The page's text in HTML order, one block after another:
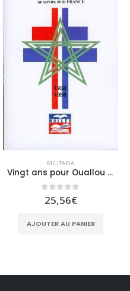
MILITARIA
Vingt ans pour Ouallou ! Au service de la France
0sur 5
25,56€
AJOUTER AU PANIER